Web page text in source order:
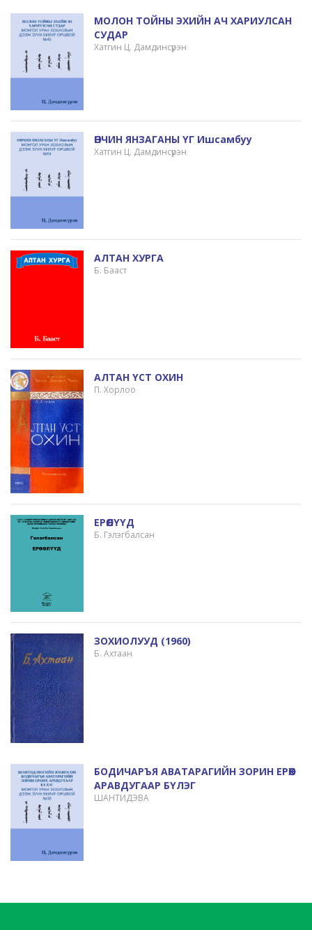
МОЛОН ТОЙНЫ ЭХИЙН АЧ ХАРИУЛСАН
СУДАР
Хатгин Ц. Дамдинсүрэн
ӨНЧИН ЯНЗАГАНЫ ҮГ Ишсамбуу
Хатгин Ц. Дамдинсүрэн
АЛТАН ХУРГА
Б. Бааст
АЛТАН ҮСТ ОХИН
П. Хорлоо
ЕРӨӨЛҮҮД
Б. Гэлэгбалсан
ЗОХИОЛУУД (1960)
Б. Ахтаан
БОДИЧАРЪЯ АВАТАРАГИЙН ЗОРИН ЕРӨӨХ
АРАВДУГААР БҮЛЭГ
ШАНТИДЭВА